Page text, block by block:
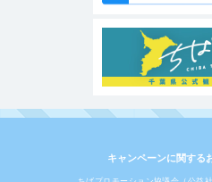
キャンペーンに関する